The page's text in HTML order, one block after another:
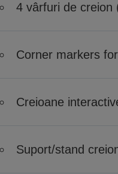
4 vârfuri de creion
Corner markers
Creioane
Suport/stand